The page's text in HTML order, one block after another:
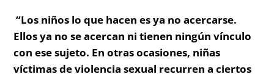
“Los niños lo que hacen es ya no acercarse.
Ellos ya no se acercan ni tienen ningún vínculo
con ese sujeto. En otras ocasiones, niñas
víctimas de violencia sexual recurren a ciertos